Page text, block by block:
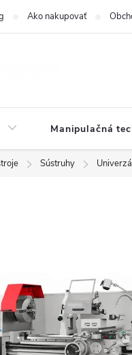
Ako nakupovať
Manipulačná
Sústruhy